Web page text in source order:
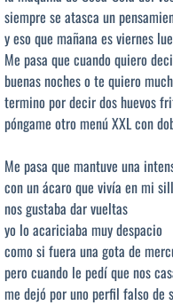
siempre se atasca un
y eso que mañana es viernes
Me pasa que cuando quiero
buenas noches o te quiero
termino por decir dos huevos
póngame otro menú XXL con
Me pasa que mantuve una
con un ácaro que vivía en mi
nos gustaba dar vueltas
yo lo acariciaba muy despacio
como si fuera una gota de
pero cuando le pedí que nos
me dejó por uno perfil falso de